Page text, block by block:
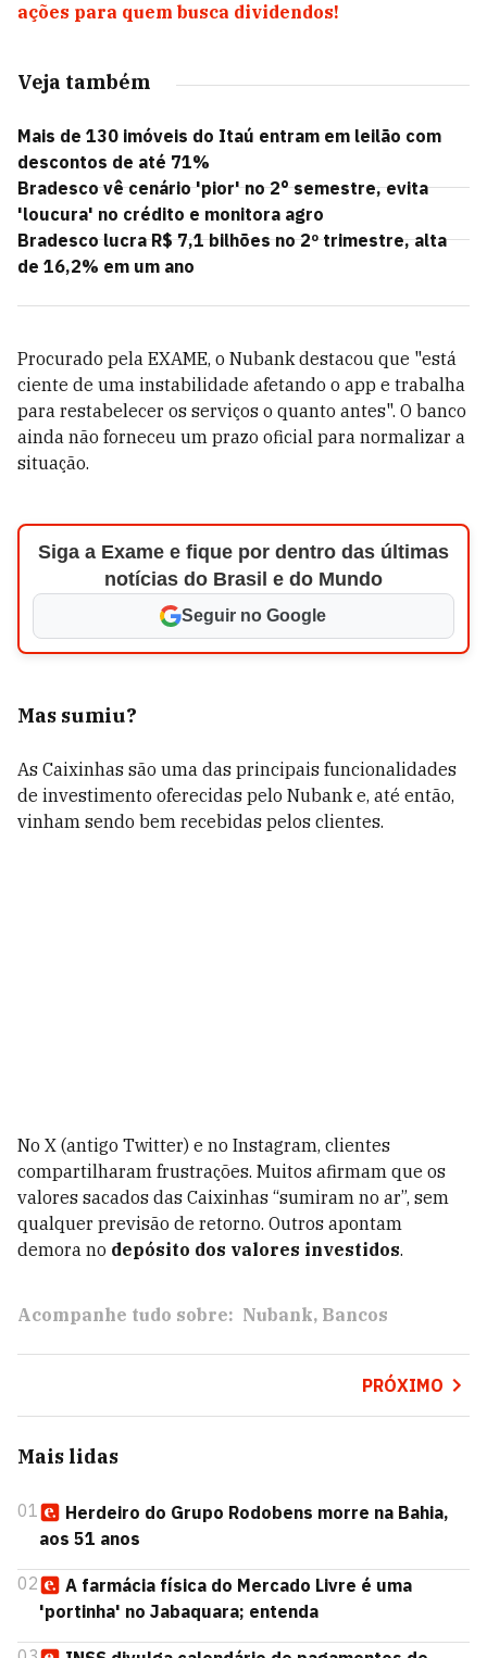
ações para quem busca dividendos!
Veja também
Mais de 130 imóveis do Itaú entram em leilão com
descontos de até 71%
Bradesco vê cenário 'pior' no 2° semestre, evita
'loucura' no crédito e monitora agro
Bradesco lucra R$ 7,1 bilhões no 2º trimestre, alta
de 16,2% em um ano
Procurado pela EXAME, o Nubank destacou que "está
ciente de uma instabilidade afetando o app e trabalha
para restabelecer os serviços o quanto antes". O banco
ainda não forneceu um prazo oficial para normalizar a
situação.
Siga a Exame e fique por dentro das últimas
notícias do Brasil e do Mundo
Seguir no Google
Mas sumiu?
As Caixinhas são uma das principais funcionalidades
de investimento oferecidas pelo Nubank e, até então,
vinham sendo bem recebidas pelos clientes.
No X (antigo Twitter) e no Instagram, clientes
compartilharam frustrações. Muitos afirmam que os
valores sacados das Caixinhas “sumiram no ar”, sem
qualquer previsão de retorno. Outros apontam
demora no depósito dos valores investidos.
Acompanhe tudo sobre: Nubank Bancos
PRÓXIMO
Mais lidas
01
Herdeiro do Grupo Rodobens morre na Bahia,
aos 51 anos
02
A farmácia física do Mercado Livre é uma
'portinha' no Jabaquara; entenda